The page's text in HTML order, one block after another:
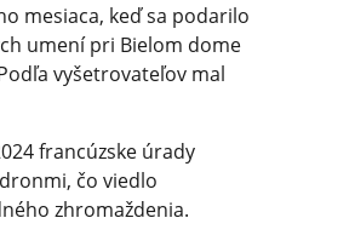
mesiaca, keď sa podarilo
umení pri Bielom dome
vyšetrovateľov mal
francúzske úrady
čo viedlo
zhromaždenia.